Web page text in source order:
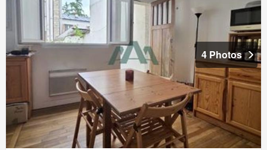
4 Photos